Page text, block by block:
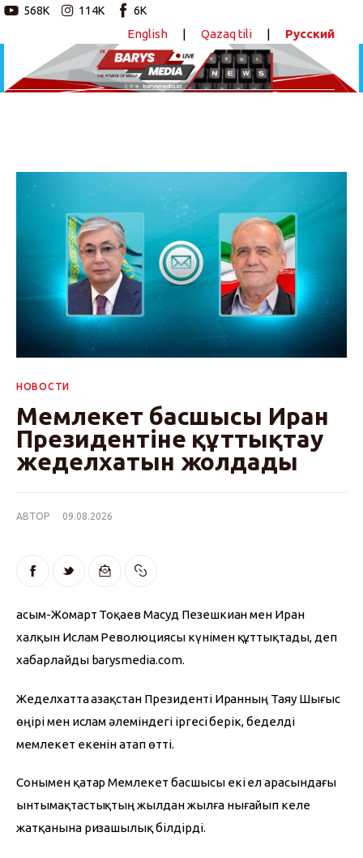
568K 114K 6K
English | Qazaq tili | Русский
Новостной портал
Новости
Статьи
Видео
Barys Sport
НОВОСТИ
Мемлекет басшысы Иран
Президентіне құттықтау
жеделхатын жолдады
АВТОР 09.08.2026
Қасым-Жомарт Тоқаев Масуд Пезешкиан мен Иран
халқын Ислам Революциясы күнімен құттықтады, деп
хабарлайды barysmedia.com.
Жеделхатта Қазақстан Президенті Иранның Таяу Шығыс
өңірі мен ислам әлеміндегі іргесі берік, беделді
мемлекет екенін атап өтті.
Сонымен қатар Мемлекет басшысы екі ел арасындағы
ынтымақтастықтың жылдан жылға нығайып келе
жатқанына ризашылық білдірді.